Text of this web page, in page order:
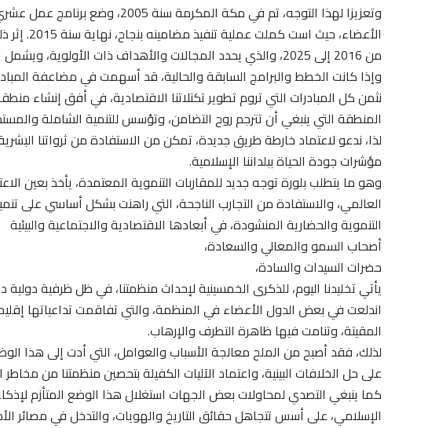
وتعزيزا لهذا التوجه، تم في مكة
الأعضاء،
من 2016 إلى 2025، والذي يحدد المجالات والأهداف ذات الأولوية، ويشمل القضايا الجوهرية التي تهم العالم الإسلامي.
وإذا كانت الخطط والبرامج السابقة والحالية، قد أسهمت في مضاعفة
نثمن كل المبادرات التي تروم تطوير تكتلاتنا الاقتصادية، في أفق إنشاء
المنطقة التي ينبغي أن تترجم روح التضامن، وتؤسس للتنمية الشاملة
لذا، ندعو لاعتماد خارطة طريق جديدة، تمكن من الاستفادة من ثرواتنا
مؤشرات جودة الحياة ببلداننا الإسلامية.
وهو ما يتطلب بلورة توجه جديد للمقاربات التنموية المعتمدة، يأخذ بعين
العالمي، والاستفادة من التجارب الناجحة، التي راهنت بشكل أساسي على
التنموية والحضارية المنشودة، في أبعادها الاقتصادية والاجتماعية والبيئية
أصحاب السمو والمعالي والسعادة،
حضرات السيدات والسادة،
يأتي تخليدنا اليوم، للذكرى الخمسينية لإحداث منظمتنا، في ظل ظرفية
اندلعت في بعض الدول الأعضاء في المنظمة، والتي تفاقمت تداعياتها
المقيتة، وتنامت فيها ظاهرة التطرف والإرهاب.
لذلك، فقد أصبح من الملح معالجة الأسباب والعوامل، التي أدت إلى هذا
على حل الخلافات البينية، واعتماد الآليات الكفيلة بتحصين منظمتنا من مخاطر
كما ينبغي التصدي لمحاولات بعض الجهات استغلال هذا الوضع المتأزم
الإسلامي، على أسس تتجاهل حقائق التاريخ والهويات، والتدخل في مصائر